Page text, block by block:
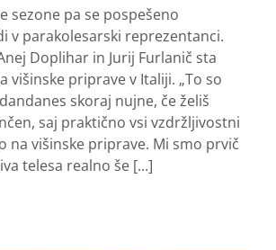
sezone pa se pospešeno
v parakolesarski reprezentanci.
Doplihar in Jurij Furlanič sta
višinske priprave v Italiji. „To so
skoraj nujne, če želiš
saj praktično vsi vzdržljivostni
na višinske priprave. Mi smo prvič
telesa realno še [...]